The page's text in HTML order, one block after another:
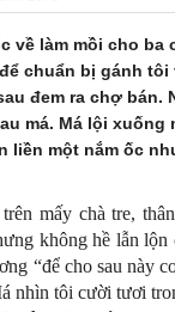
về làm mồi cho ba
chuẩn bị gánh tôi
đem ra chợ bán.
má. Má lội
một nắm ốc
mấy chà tre,
không hề lẫn
“để cho sau này
nhìn tôi cười tươi